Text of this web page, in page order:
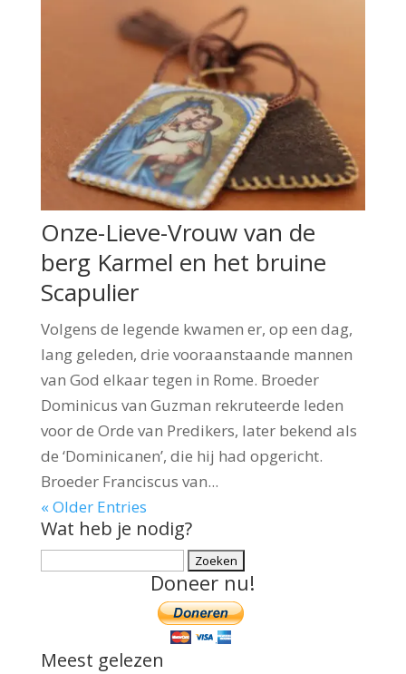
Onze-Lieve-Vrouw van de
berg Karmel en het bruine
Scapulier
Volgens de legende kwamen er, op een dag,
lang geleden, drie vooraanstaande mannen
van God elkaar tegen in Rome. Broeder
Dominicus van Guzman rekruteerde leden
voor de Orde van Predikers, later bekend als
de ‘Dominicanen’, die hij had opgericht.
Broeder Franciscus van...
« Older Entries
Wat heb je nodig?
Doneer nu!
Meest gelezen